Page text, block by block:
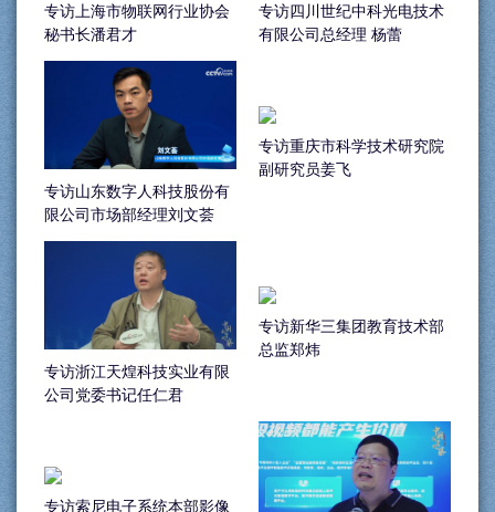
专访上海市物联网行业协会
秘书长潘君才
专访四川世纪中科光电技术
有限公司总经理 杨蕾
专访山东数字人科技股份有
限公司市场部经理刘文荟
专访重庆市科学技术研究院
副研究员姜飞
专访浙江天煌科技实业有限
公司党委书记任仁君
专访新华三集团教育技术部
总监郑炜
专访索尼电子系统本部影像